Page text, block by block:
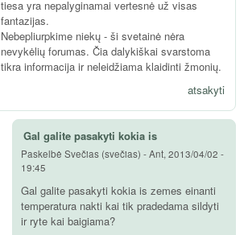
tiesa yra nepalyginamai vertesnė už visas
fantazijas.
Nebepliurpkime niekų - ši svetainė nėra
nevykėlių forumas. Čia dalykiškai svarstoma
tikra informacija ir neleidžiama klaidinti žmonių.
atsakyti
Gal galite pasakyti kokia is
Paskelbė Svečias (svečias) -Ant, 2013/04/02 -
19:45
Gal galite pasakyti kokia is zemes einanti
temperatura nakti kai tik pradedama sildyti
ir ryte kai baigiama?